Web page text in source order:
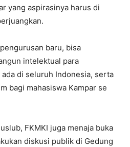
yang aspirasinya harus di
baru, bisa
intelektual para
ada di seluruh Indonesia, serta
bagi mahasiswa Kampar se
FKMKI juga menaja buka
diskusi publik di Gedung